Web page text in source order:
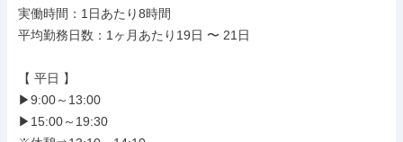
実働時間：1日あたり8時間
平均勤務日数：1ヶ月あたり19日 〜 21日
【 平日 】
▶9:00～13:00
▶15:00～19:30